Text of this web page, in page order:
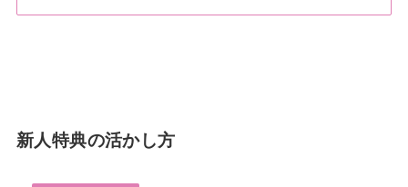
新人特典の活かし方